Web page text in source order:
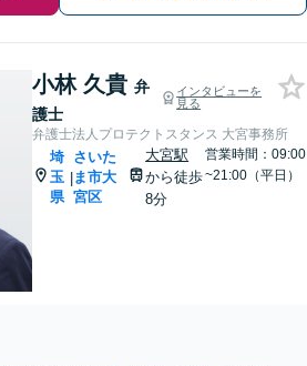
小林 久貴 弁
護士
インタビューを
見る
弁護士法人プロテクトスタンス 大宮事務所
埼
玉
県
|
さいた
ま市大
宮区
大宮駅
から徒歩
8分
営業時間：09:00
~21:00（平日）